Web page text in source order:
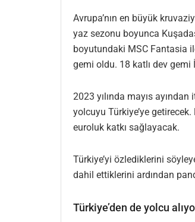
Avrupa’nın en büyük
yaz sezonu boyunca
boyutundaki MSC Fantasia
gemi oldu. 18 katlı dev
2023 yılında mayıs
yolcuyu Türkiye’ye
euroluk katkı sağlayacak.
Türkiye’yi özlediklerini
dahil ettiklerini ardından
Türkiye’den de yolcu